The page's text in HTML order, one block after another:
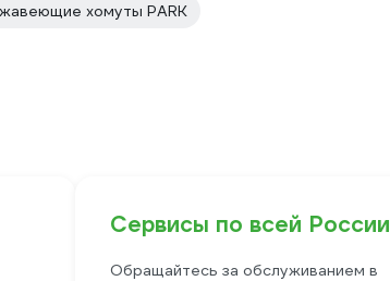
хомуты PARK
Сервисы по всей России
Обращайтесь за обслуживанием в